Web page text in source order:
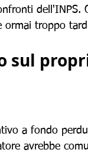
dell'INPS.
ormai troppo
sul
a fondo
avrebbe